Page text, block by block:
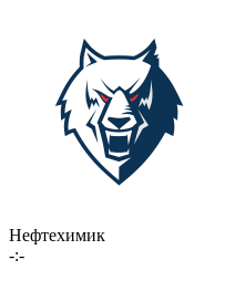
Нефтехимик
-:-